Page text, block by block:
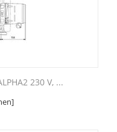
230 V, ...